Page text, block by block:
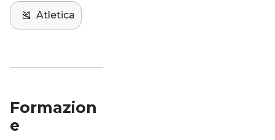
🎽 Atletica
Formazion
e